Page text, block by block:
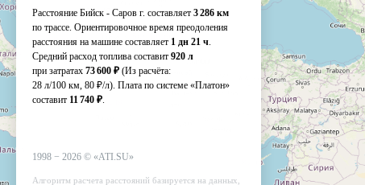
Расстояние Бийск - Саров г. составляет 3 286 км
по трассе. Ориентировочное время преодоления
расстояния на машине составляет 1 дн 21 ч.
Средний расход топлива составит 920 л
при затратах 73 600 ₽ (Из расчёта:
28 л/100 км, 80 ₽/л). Плата по системе «Платон»
составит 11 740 ₽.
1998 − 2026 © «ATI.SU»
Алгоритм расчета расстояний базируется на данных,